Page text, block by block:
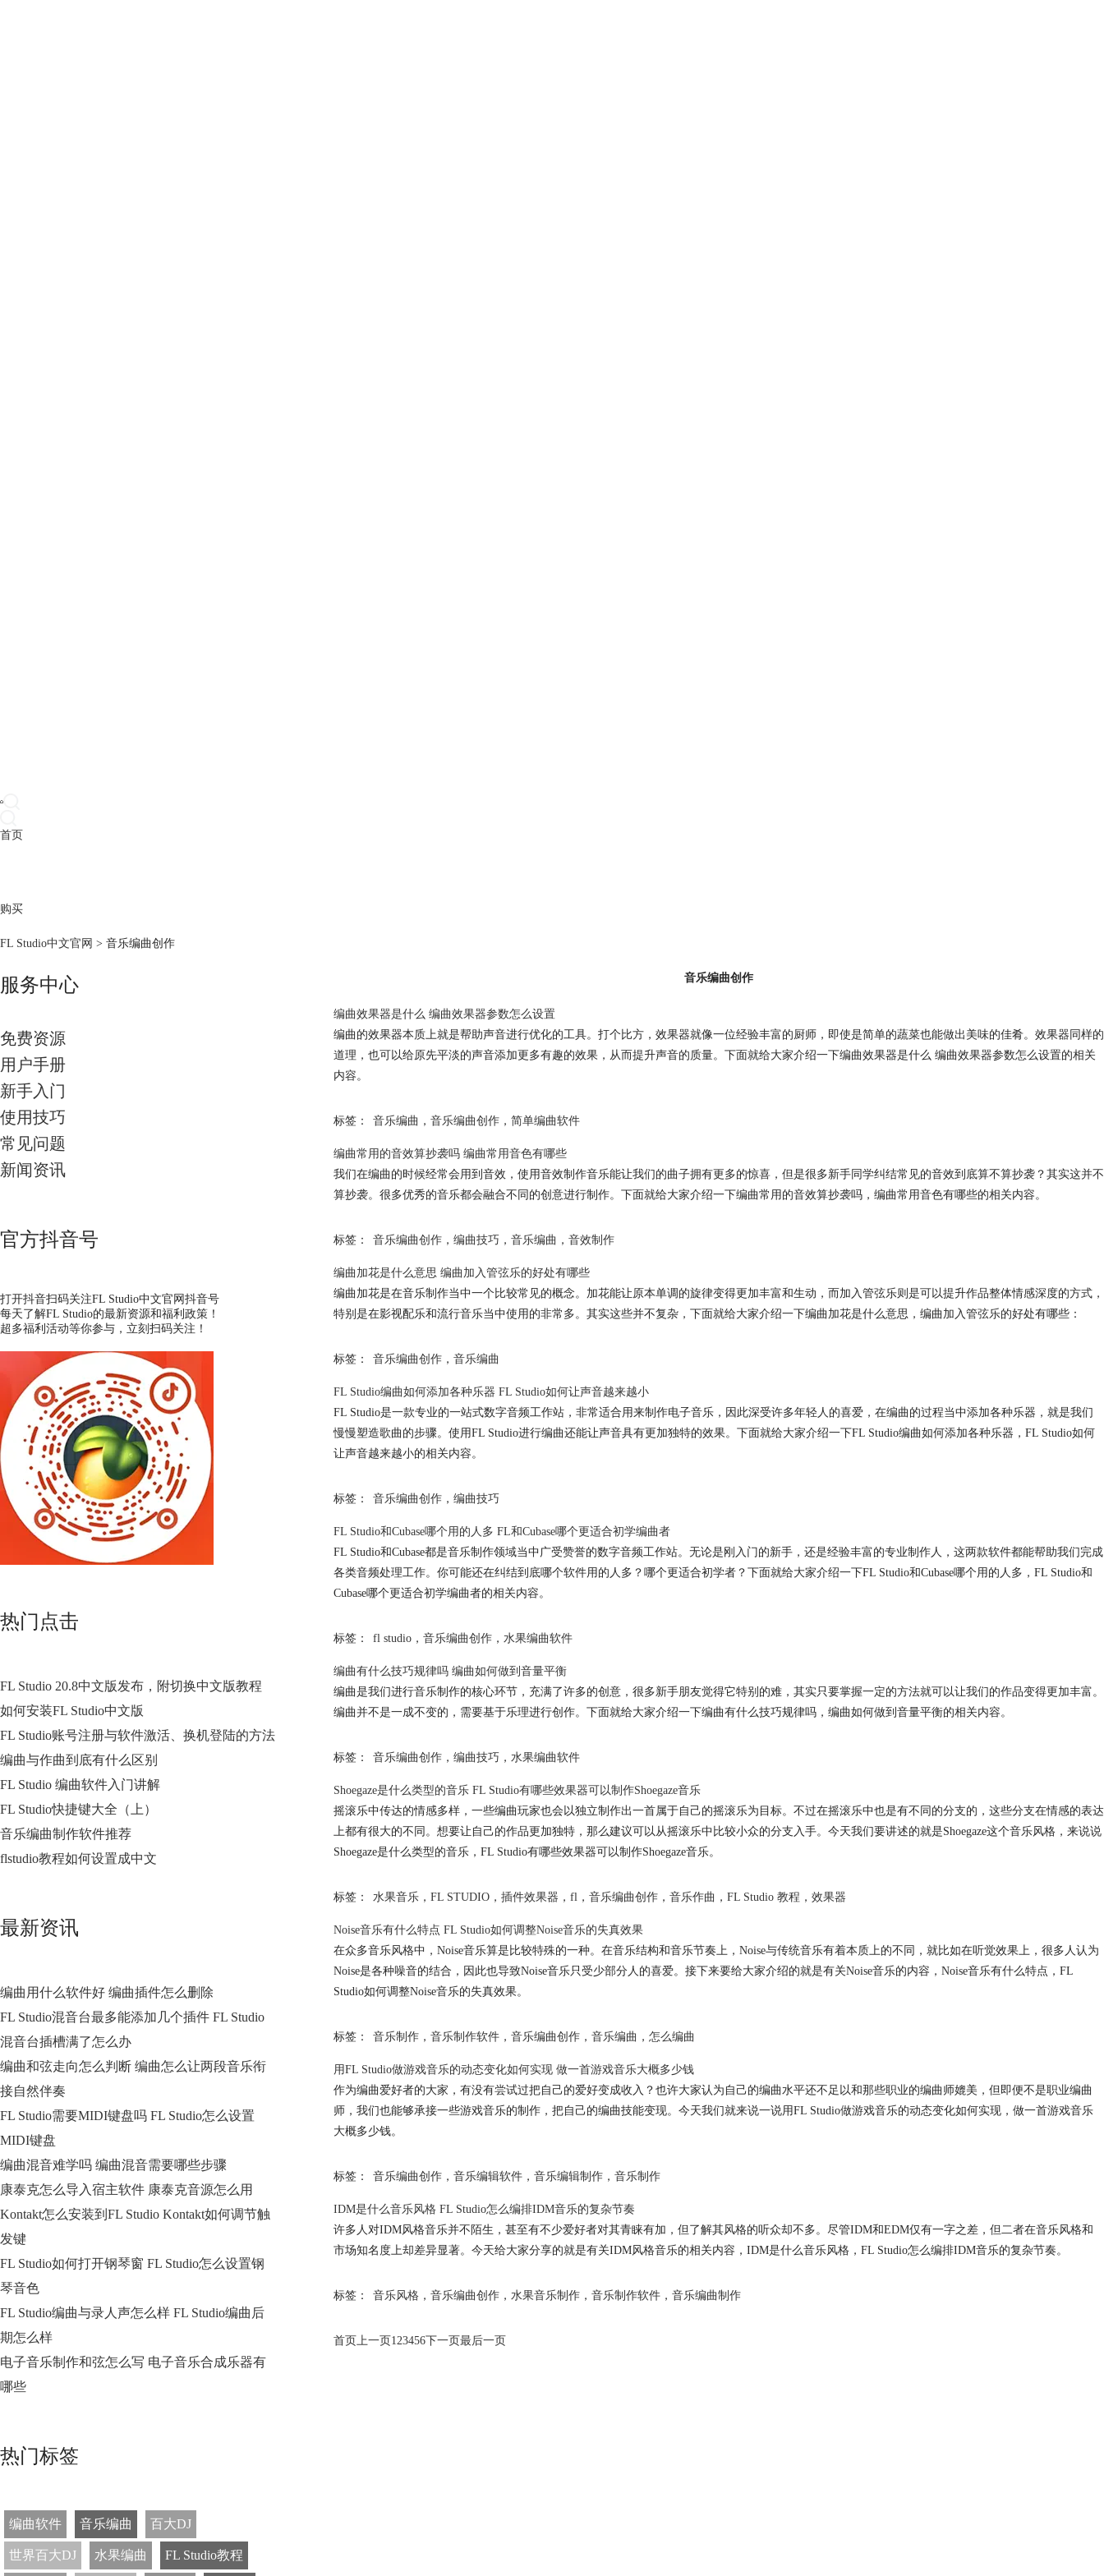
首页
购买
FL Studio中文官网 > 音乐编曲创作
服务中心
免费资源
用户手册
新手入门
使用技巧
常见问题
新闻资讯
官方抖音号
打开抖音扫码关注FL Studio中文官网抖音号
每天了解FL Studio的最新资源和福利政策！
超多福利活动等你参与，立刻扫码关注！
热门点击
FL Studio 20.8中文版发布，附切换中文版教程
如何安装FL Studio中文版
FL Studio账号注册与软件激活、换机登陆的方法
编曲与作曲到底有什么区别
FL Studio 编曲软件入门讲解
FL Studio快捷键大全（上）
音乐编曲制作软件推荐
flstudio教程如何设置成中文
最新资讯
编曲用什么软件好 编曲插件怎么删除
FL Studio混音台最多能添加几个插件 FL Studio
混音台插槽满了怎么办
编曲和弦走向怎么判断 编曲怎么让两段音乐衔
接自然伴奏
FL Studio需要MIDI键盘吗 FL Studio怎么设置
MIDI键盘
编曲混音难学吗 编曲混音需要哪些步骤
康泰克怎么导入宿主软件 康泰克音源怎么用
Kontakt怎么安装到FL Studio Kontakt如何调节触
发键
FL Studio如何打开钢琴窗 FL Studio怎么设置钢
琴音色
FL Studio编曲与录人声怎么样 FL Studio编曲后
期怎么样
电子音乐制作和弦怎么写 电子音乐合成乐器有
哪些
热门标签
编曲软件 音乐编曲 百大DJ
世界百大DJ 水果编曲 FL Studio教程
音乐编曲创作
编曲效果器是什么 编曲效果器参数怎么设置
编曲的效果器本质上就是帮助声音进行优化的工具。打个比方，效果器就像一位经验丰富的厨师，即使是简单的蔬菜也能做出美味的佳肴。效果器同样的
道理，也可以给原先平淡的声音添加更多有趣的效果，从而提升声音的质量。下面就给大家介绍一下编曲效果器是什么 编曲效果器参数怎么设置的相关
内容。
标签： 音乐编曲 ， 音乐编曲创作 ， 简单编曲软件
编曲常用的音效算抄袭吗 编曲常用音色有哪些
我们在编曲的时候经常会用到音效，使用音效制作音乐能让我们的曲子拥有更多的惊喜，但是很多新手同学纠结常见的音效到底算不算抄袭？其实这并不
算抄袭。很多优秀的音乐都会融合不同的创意进行制作。下面就给大家介绍一下编曲常用的音效算抄袭吗，编曲常用音色有哪些的相关内容。
标签： 音乐编曲创作 ， 编曲技巧 ， 音乐编曲 ， 音效制作
编曲加花是什么意思 编曲加入管弦乐的好处有哪些
编曲加花是在音乐制作当中一个比较常见的概念。加花能让原本单调的旋律变得更加丰富和生动，而加入管弦乐则是可以提升作品整体情感深度的方式，
特别是在影视配乐和流行音乐当中使用的非常多。其实这些并不复杂，下面就给大家介绍一下编曲加花是什么意思，编曲加入管弦乐的好处有哪些：
标签： 音乐编曲创作 ， 音乐编曲
FL Studio编曲如何添加各种乐器 FL Studio如何让声音越来越小
FL Studio是一款专业的一站式数字音频工作站，非常适合用来制作电子音乐，因此深受许多年轻人的喜爱，在编曲的过程当中添加各种乐器，就是我们
慢慢塑造歌曲的步骤。使用FL Studio进行编曲还能让声音具有更加独特的效果。下面就给大家介绍一下FL Studio编曲如何添加各种乐器，FL Studio如何
让声音越来越小的相关内容。
标签： 音乐编曲创作 ， 编曲技巧
FL Studio和Cubase哪个用的人多 FL和Cubase哪个更适合初学编曲者
FL Studio和Cubase都是音乐制作领域当中广受赞誉的数字音频工作站。无论是刚入门的新手，还是经验丰富的专业制作人，这两款软件都能帮助我们完成
各类音频处理工作。你可能还在纠结到底哪个软件用的人多？哪个更适合初学者？下面就给大家介绍一下FL Studio和Cubase哪个用的人多，FL Studio和
Cubase哪个更适合初学编曲者的相关内容。
标签： fl studio ， 音乐编曲创作 ， 水果编曲软件
编曲有什么技巧规律吗 编曲如何做到音量平衡
编曲是我们进行音乐制作的核心环节，充满了许多的创意，很多新手朋友觉得它特别的难，其实只要掌握一定的方法就可以让我们的作品变得更加丰富。
编曲并不是一成不变的，需要基于乐理进行创作。下面就给大家介绍一下编曲有什么技巧规律吗，编曲如何做到音量平衡的相关内容。
标签： 音乐编曲创作 ， 编曲技巧 ， 水果编曲软件
Shoegaze是什么类型的音乐 FL Studio有哪些效果器可以制作Shoegaze音乐
摇滚乐中传达的情感多样，一些编曲玩家也会以独立制作出一首属于自己的摇滚乐为目标。不过在摇滚乐中也是有不同的分支的，这些分支在情感的表达
上都有很大的不同。想要让自己的作品更加独特，那么建议可以从摇滚乐中比较小众的分支入手。今天我们要讲述的就是Shoegaze这个音乐风格，来说说
Shoegaze是什么类型的音乐，FL Studio有哪些效果器可以制作Shoegaze音乐。
标签： 水果音乐 ， FL STUDIO ， 插件效果器 ， fl ， 音乐编曲创作 ， 音乐作曲 ， FL Studio 教程 ， 效果器
Noise音乐有什么特点 FL Studio如何调整Noise音乐的失真效果
在众多音乐风格中，Noise音乐算是比较特殊的一种。在音乐结构和音乐节奏上，Noise与传统音乐有着本质上的不同，就比如在听觉效果上，很多人认为
Noise是各种噪音的结合，因此也导致Noise音乐只受少部分人的喜爱。接下来要给大家介绍的就是有关Noise音乐的内容，Noise音乐有什么特点，FL
Studio如何调整Noise音乐的失真效果。
标签： 音乐制作 ， 音乐制作软件 ， 音乐编曲创作 ， 音乐编曲 ， 怎么编曲
用FL Studio做游戏音乐的动态变化如何实现 做一首游戏音乐大概多少钱
作为编曲爱好者的大家，有没有尝试过把自己的爱好变成收入？也许大家认为自己的编曲水平还不足以和那些职业的编曲师媲美，但即便不是职业编曲
师，我们也能够承接一些游戏音乐的制作，把自己的编曲技能变现。今天我们就来说一说用FL Studio做游戏音乐的动态变化如何实现，做一首游戏音乐
大概多少钱。
标签： 音乐编曲创作 ， 音乐编辑软件 ， 音乐编辑制作 ， 音乐制作
IDM是什么音乐风格 FL Studio怎么编排IDM音乐的复杂节奏
许多人对IDM风格音乐并不陌生，甚至有不少爱好者对其青睐有加，但了解其风格的听众却不多。尽管IDM和EDM仅有一字之差，但二者在音乐风格和
市场知名度上却差异显著。今天给大家分享的就是有关IDM风格音乐的相关内容，IDM是什么音乐风格，FL Studio怎么编排IDM音乐的复杂节奏。
标签： 音乐风格 ， 音乐编曲创作 ， 水果音乐制作 ， 音乐制作软件 ， 音乐编曲制作
首页上一页123456下一页最后一页